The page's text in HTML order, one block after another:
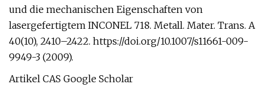
und die mechanischen Eigenschaften von
lasergefertigtem INCONEL 718. Metall. Mater. Trans. A
40(10), 2410–2422. https://doi.org/10.1007/s11661-009-
9949-3 (2009).
Artikel CAS Google Scholar